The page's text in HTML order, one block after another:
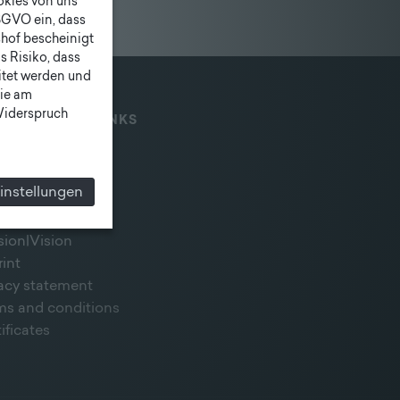
MEDIA & LINKS
statement
and conditions
ein, dass
bescheinigt
Risiko, dass
werden und
am